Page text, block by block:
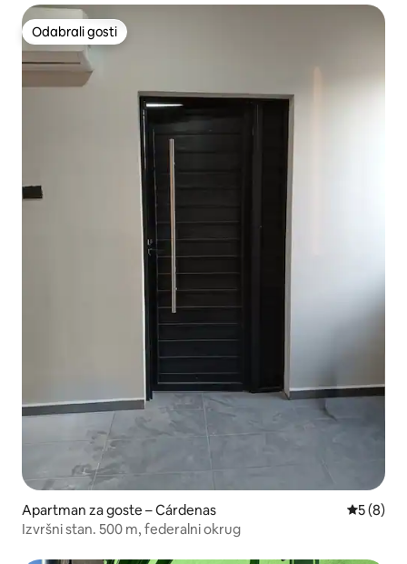
Odabrali gosti
Odabrali gosti
Apartman za goste – Cárdenas
5 (8)
Izvršni stan. 500 m, federalni okrug